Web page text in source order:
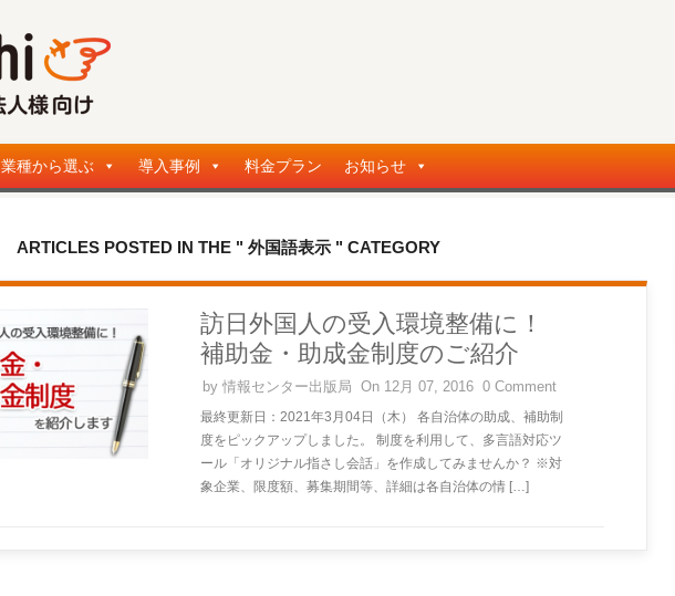
業種から選ぶ 導入事例 料金プラン お知らせ
ARTICLES POSTED IN THE " 外国語表示 " CATEGORY
訪日外国人の受入環境整備に！
補助金・助成金制度のご紹介
by 情報センター出版局 On 12月 07, 2016 0 Comment
最終更新日：2021年3月04日（木） 各自治体の助成、補助制
度をピックアップしました。 制度を利用して、多言語対応ツ
ール「オリジナル指さし会話」を作成してみませんか？ ※対
象企業、限度額、募集期間等、詳細は各自治体の情 […]